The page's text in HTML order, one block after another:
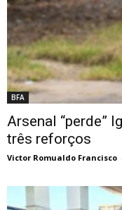
BFA
Arsenal “perde”
três reforços
Victor Romualdo Francisco -